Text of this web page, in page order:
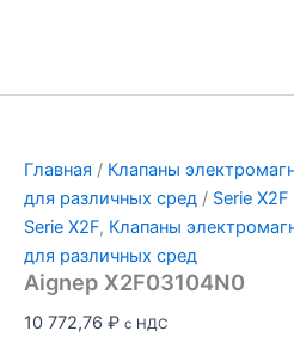
Главная / Клапаны
для различных сред / Serie X2F
Serie X2F, Клапаны
для различных сред
Aignep X2F03104N0
10 772,76 ₽ с НДС